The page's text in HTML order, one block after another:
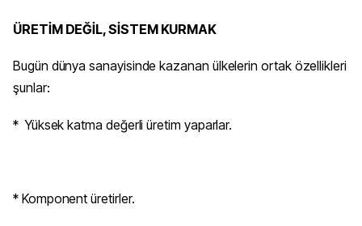
ÜRETİM DEĞİL, SİSTEM KURMAK
Bugün dünya sanayisinde kazanan ülkelerin ortak özellikleri
şunlar:
* Yüksek katma değerli üretim yaparlar.
* Komponent üretirler.